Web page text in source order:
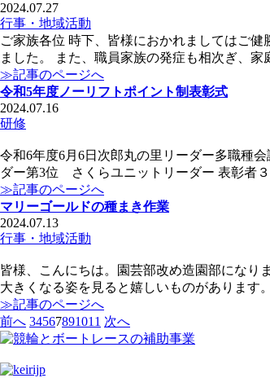
2024.07.27
行事・地域活動
ご家族各位 時下、皆様におかれましてはご
ました。 また、職員家族の発症も相次ぎ、
≫記事のページへ
令和5年度ノーリフトポイント制表彰式
2024.07.16
研修
令和6年度6月6日次郎丸の里リーダー多職種
ダー第3位 さくらユニットリーダー 表彰者
≫記事のページへ
マリーゴールドの種まき作業
2024.07.13
行事・地域活動
皆様、こんにちは。園芸部改め造園部になり
大きくなる姿を見ると嬉しいものがあります
≫記事のページへ
前へ 34567891011 次へ